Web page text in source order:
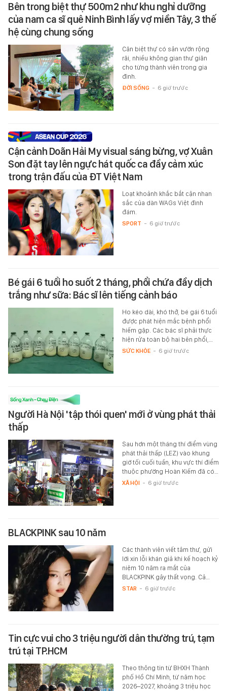
Bên trong biệt thự 500m2 như khu nghỉ dưỡng
của nam ca sĩ quê Ninh Bình lấy vợ miền Tây, 3 thế
hệ cùng chung sống
Căn biệt thự có sân vườn rộng
rãi, nhiều không gian thư giãn
cho từng thành viên trong gia
đình.
ĐỜI SỐNG - 6 giờ trước
Cận cảnh Doãn Hải My visual sáng bừng, vợ Xuân
Son đặt tay lên ngực hát quốc ca đầy cảm xúc
trong trận đấu của ĐT Việt Nam
Loạt khoảnh khắc bắt cận nhan
sắc của dàn WAGs Việt đình
đám.
SPORT - 6 giờ trước
Bé gái 6 tuổi ho suốt 2 tháng, phổi chứa đầy dịch
trắng như sữa: Bác sĩ lên tiếng cảnh báo
Ho kéo dài, khó thở, bé gái 6 tuổi
được phát hiện mắc bệnh phổi
hiếm gặp. Các bác sĩ phải thực
hiện rửa toàn bộ hai bên phổi,…
SỨC KHỎE - 6 giờ trước
Người Hà Nội 'tập thói quen' mới ở vùng phát thải
thấp
Sau hơn một tháng thí điểm vùng
phát thải thấp (LEZ) vào khung
giờ tối cuối tuần, khu vực thí điểm
thuộc phường Hoàn Kiếm đã có…
XÃ HỘI - 6 giờ trước
BLACKPINK sau 10 năm
Các thành viên viết tâm thư, gửi
lời xin lỗi khán giả khi kế hoạch kỷ
niệm 10 năm ra mắt của
BLACKPINK gây thất vọng. Cả…
STAR - 6 giờ trước
Tin cực vui cho 3 triệu người dân thường trú, tạm
trú tại TP.HCM
Theo thông tin từ BHXH Thành
phố Hồ Chí Minh, từ năm học
2026–2027, khoảng 3 triệu học